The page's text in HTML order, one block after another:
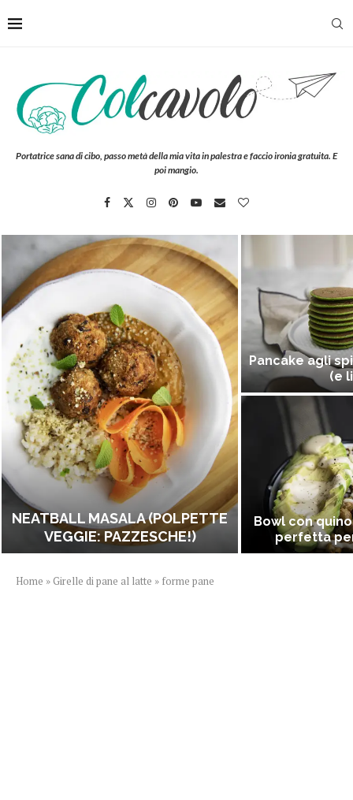
Portatrice sana di cibo, passo metà della mia vita in palestra e faccio ironia gratuita. E
poi mangio.
NEATBALL MASALA (POLPETTE
VEGGIE: PAZZESCHE!)
Pancake agli
(e
Bowl con
perfetta
Home » Girelle di pane al latte » forme pane